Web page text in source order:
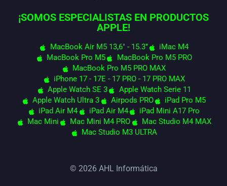
¡SOMOS ESPECIALISTAS EN PRODUCTOS
APPLE!
MacBook Air M5 13,6" - 15.3"
iMac M4
MacBook Pro M5
MacBook Pro M5 PRO
MacBook Pro M5 PRO MAX
iPhone 17 - 17E - 17 PRO - 17 PRO MAX
Apple Watch SE 3
Apple Watch Serie 11
Apple Watch Ultra 3
Airpods PRO
iPad Pro M5
iPad Air M4
iPad Air M4
iPad Mini A17 Pro
Mac Mini
Mac Mini M4 PRO
Mac Studio M4 MAX
Mac Studio M3 ULTRA
© 2026 AHL Informática